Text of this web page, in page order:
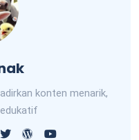
konten menarik,